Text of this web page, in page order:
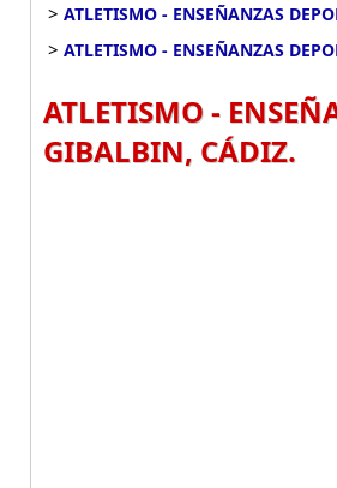
> ATLETISMO - ENSEÑANZAS
> ATLETISMO - ENSEÑANZAS
ATLETISMO -
GIBALBIN, CÁDIZ.